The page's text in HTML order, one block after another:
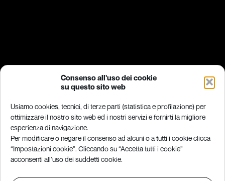
Consenso all'uso dei cookie
su questo sito web
Usiamo cookies, tecnici, di terze parti (statistica e profilazione) per
ottimizzare il nostro sito web ed i nostri servizi e fornirti la migliore
esperienza di navigazione.
Per modificare o negare il consenso ad alcuni o a tutti i cookie clicca
“Impostazioni cookie”. Cliccando su “Accetta tutti i cookie”
acconsenti all’uso dei suddetti cookie.